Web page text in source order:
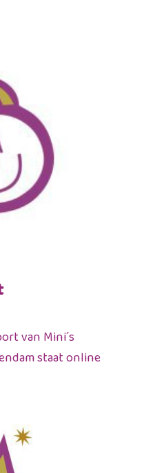
van Mini´s
staat online